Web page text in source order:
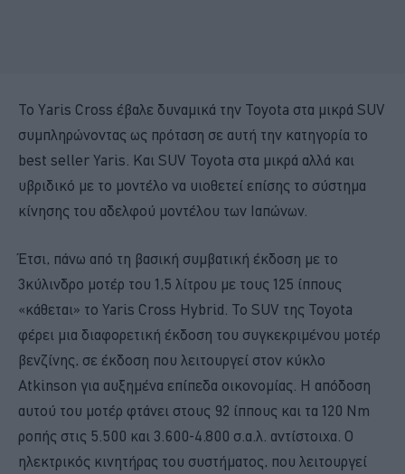
To Υaris Cross έβαλε δυναμικά την Toyota στα μικρά SUV
συμπληρώνοντας ως πρόταση σε αυτή την κατηγορία το
best seller Yaris. Και SUV Toyota στα μικρά αλλά και
υβριδικό με το μοντέλο να υιοθετεί επίσης το σύστημα
κίνησης του αδελφού μοντέλου των Ιαπώνων.
Έτσι, πάνω από τη βασική συμβατική έκδοση με το
3κύλινδρο μοτέρ του 1,5 λίτρου με τους 125 ίππους
«κάθεται» το Yaris Cross Hybrid. Το SUV της Toyota
φέρει μια διαφορετική έκδοση του συγκεκριμένου μοτέρ
βενζίνης, σε έκδοση που λειτουργεί στον κύκλο
Atkinson για αυξημένα επίπεδα οικονομίας. Η απόδοση
αυτού του μοτέρ φτάνει στους 92 ίππους και τα 120 Nm
ροπής στις 5.500 και 3.600-4.800 σ.α.λ. αντίστοιχα. Ο
ηλεκτρικός κινητήρας του συστήματος, που λειτουργεί